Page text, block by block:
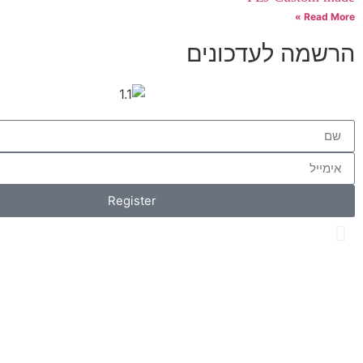
Read More »
הרשמה לעדכונים
Register